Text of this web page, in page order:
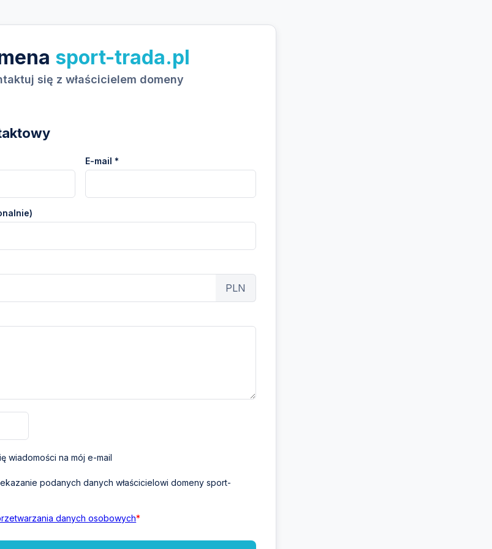
sport-trada.pl
się z właścicielem domeny
E-mail *
PLN
wiadomości na mój e-mail
podanych danych właścicielowi domeny sport-
danych osobowych*